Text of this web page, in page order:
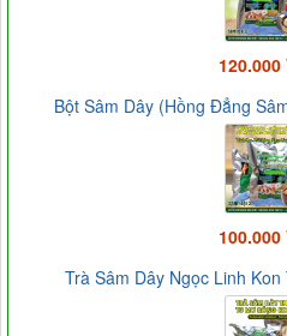
120.000
Bột Sâm Dây (Hồng Đẳng
100.000
Trà Sâm Dây Ngọc Linh